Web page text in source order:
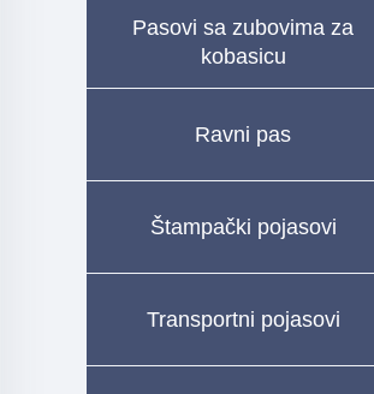
Pasovi sa zubovima za
kobasicu
Ravni pas
Štampački pojasovi
Transportni pojasovi